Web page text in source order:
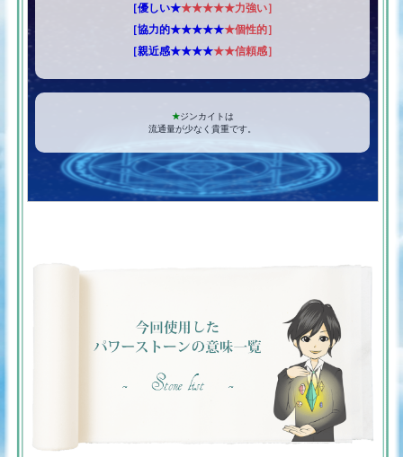
［優しい★★★★★★力強い］
［協力的★★★★★★個性的］
［親近感★★★★★★信頼感］
★ジンカイトは
流通量が少なく貴重です。